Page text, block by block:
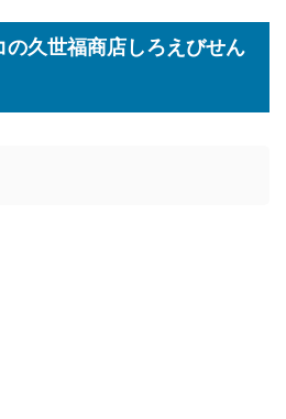
の久世福商店しろえびせん